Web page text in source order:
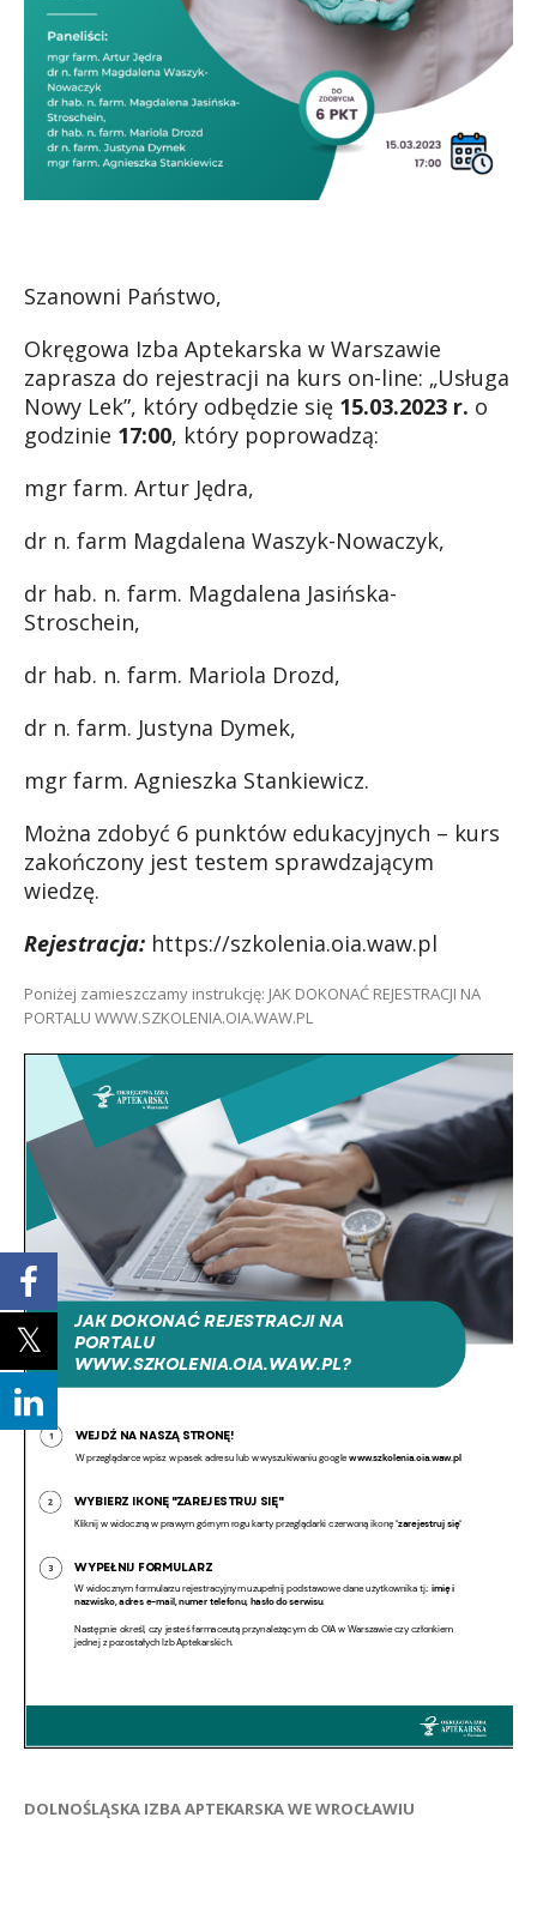
Szanowni Państwo,
Okręgowa Izba Aptekarska w Warszawie
zaprasza do rejestracji na kurs on-line: „Usługa
Nowy Lek”, który odbędzie się 15.03.2023 r. o
godzinie 17:00, który poprowadzą:
mgr farm. Artur Jędra,
dr n. farm Magdalena Waszyk-Nowaczyk,
dr hab. n. farm. Magdalena Jasińska-
Stroschein,
dr hab. n. farm. Mariola Drozd,
dr n. farm. Justyna Dymek,
mgr farm. Agnieszka Stankiewicz.
Można zdobyć 6 punktów edukacyjnych – kurs
zakończony jest testem sprawdzającym
wiedzę.
Rejestracja: https://szkolenia.oia.waw.pl
Poniżej zamieszczamy instrukcję: JAK DOKONAĆ REJESTRACJI NA
PORTALU WWW.SZKOLENIA.OIA.WAW.PL
DOLNOŚLĄSKA IZBA APTEKARSKA WE WROCŁAWIU